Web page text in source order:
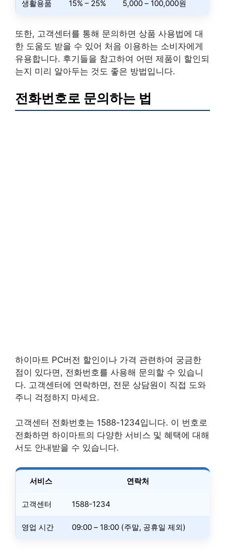
생활용품 15% – 25% 5,000 – 100,000원
또한, 고객센터를 통해 문의하면 상품 사용법에 대
한 도움도 받을 수 있어 처음 이용하는 소비자에게
유용합니다. 후기들을 참고하여 어떤 제품이 할인되
는지 미리 알아두는 것도 좋은 방법입니다.
전화번호로 문의하는 법
하이마트 PC버전 할인이나 가격 관련하여 궁금한
점이 있다면, 전화번호를 사용해 문의할 수 있습니
다. 고객센터에 연락하면, 전문 상담원이 직접 도와
주니 걱정하지 마세요.
고객센터 전화번호는 1588-1234입니다. 이 번호로
전화하면 하이마트의 다양한 서비스 및 혜택에 대해
서도 안내받을 수 있습니다.
서비스 연락처
고객센터 1588-1234
영업 시간 09:00 – 18:00 (주말, 공휴일 제외)